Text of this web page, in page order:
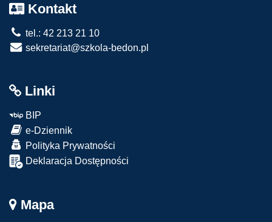
Kontakt
tel.: 42 213 21 10
sekretariat@szkola-bedon.pl
Linki
BIP
e-Dziennik
Polityka Prywatności
Deklaracja Dostępności
Mapa